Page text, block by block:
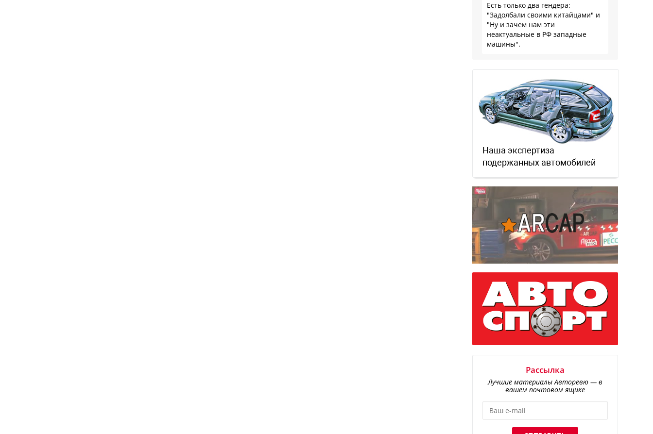
Есть только два гендера:
"Задолбали своими китайцами" и
"Ну и зачем нам эти
неактуальные в РФ западные
машины".
Наша экспертиза
подержанных автомобилей
Рассылка
Лучшие материалы Авторевю — в
вашем почтовом ящике